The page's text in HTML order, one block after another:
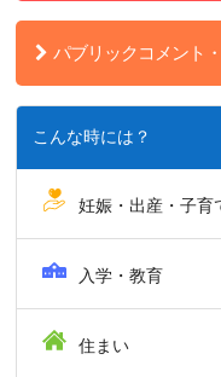
パブリックコメント
こんな時には？
妊娠・出産・子育
入学・教育
住まい